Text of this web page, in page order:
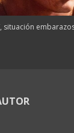
situación